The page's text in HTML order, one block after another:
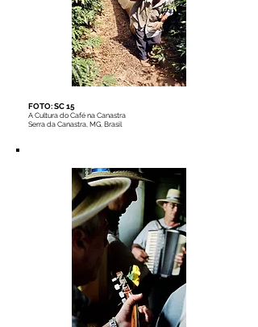
FOTO: SC 15
A Cultura do Café na Canastra
Serra da Canastra, MG, Brasil